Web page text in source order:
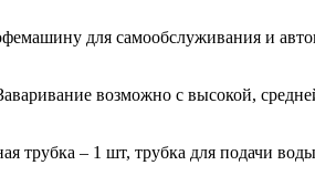
для самообслуживания и
возможно с высокой,
трубка – 1 шт, трубка для подачи